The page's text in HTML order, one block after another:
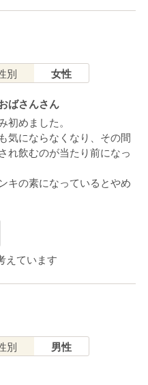
別 女性
ばさんさん
初めました。
気にならなくなり、その間
れ飲むのが当たり前になっ
キの素になっているとやめ
えています
別 男性